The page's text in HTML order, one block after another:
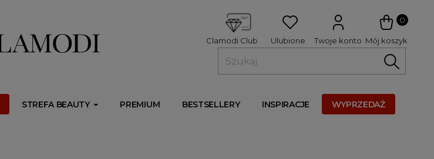
0
Mój koszyk
Twoje konto
Ulubione
Clamodi Club
STREFA BEAUTY PREMIUM BESTSELLERY INSPIRACJE WYPRZEDAŻ